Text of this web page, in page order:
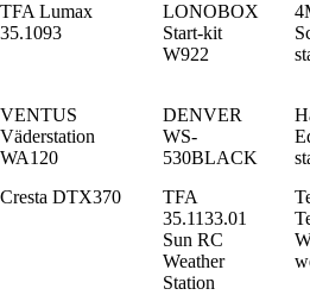
TFA Lumax
35.1093
LONOBOX
Start-kit
W922
VENTUS
Väderstation
WA120
DENVER
WS-
530BLACK
Cresta DTX370
TFA
35.1133.01
Sun RC
Weather
Station